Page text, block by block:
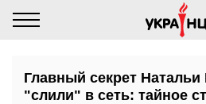
Главный секрет Натальи
"слили" в сеть: тайное